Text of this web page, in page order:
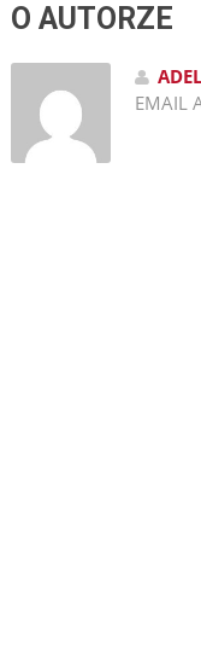
O AUTORZE
EMAIL